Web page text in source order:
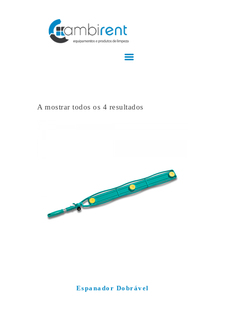
Serviços
A mostrar todos os 4 resultados
Espanador Dobrável